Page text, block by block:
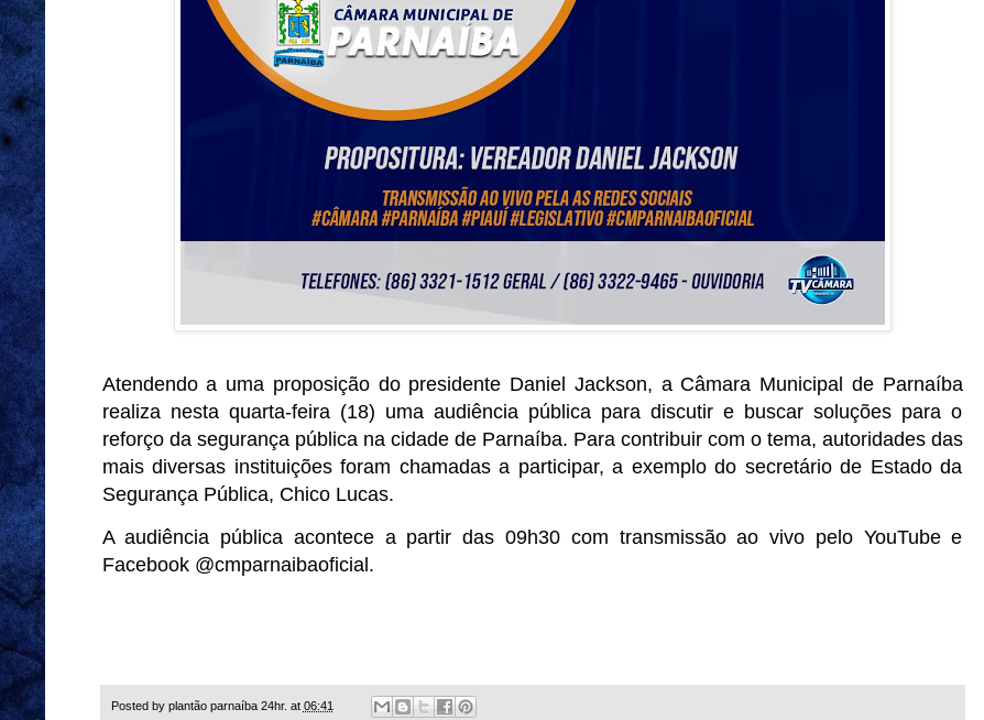
Atendendo a uma proposição do presidente Daniel Jackson, a Câmara Municipal de Parnaíba
realiza nesta quarta-feira (18) uma audiência pública para discutir e buscar soluções para o
reforço da segurança pública na cidade de Parnaíba. Para contribuir com o tema, autoridades das
mais diversas instituições foram chamadas a participar, a exemplo do secretário de Estado da
Segurança Pública, Chico Lucas.
A audiência pública acontece a partir das 09h30 com transmissão ao vivo pelo YouTube e
Facebook @cmparnaibaoficial.
Posted by plantão parnaíba 24hr. at 06:41